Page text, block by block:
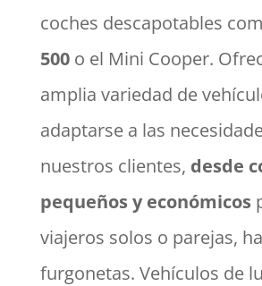
coches descapotables
500o el Mini Cooper.
amplia variedad de
adaptarse a las
nuestros clientes, desde
pequeños y económicos
viajeros solos o parejas,
furgonetas. Vehículos de